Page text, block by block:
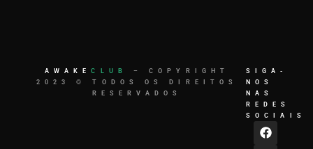
AWAKECLUB
– COPYRIGHT
2023 © TODOS OS DIREITOS
RESERVADOS
SIGA-
NOS
NAS
REDES
SOCIAIS